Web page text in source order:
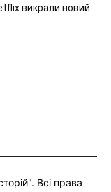
викрали новий
Всі права